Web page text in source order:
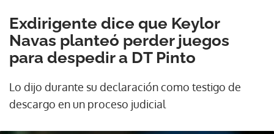
Exdirigente dice que Keylor
Navas planteó perder juegos
para despedir a DT Pinto
Lo dijo durante su declaración como testigo de
descargo en un proceso judicial